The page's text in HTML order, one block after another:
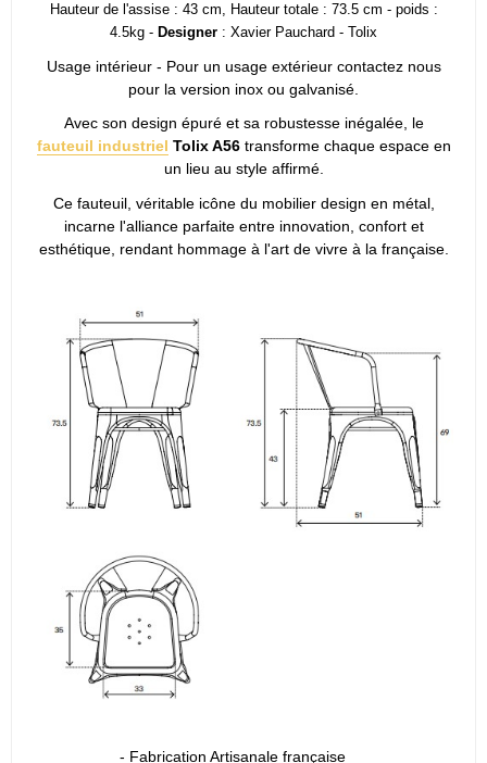
Hauteur de l'assise : 43 cm, Hauteur totale : 73.5 cm - poids :
4.5kg - Designer : Xavier Pauchard - Tolix
Usage intérieur - Pour un usage extérieur contactez nous
pour la version inox ou galvanisé.
Avec son design épuré et sa robustesse inégalée, le
fauteuil industriel Tolix A56transforme chaque espace en
un lieu au style affirmé.
Ce fauteuil, véritable icône du mobilier design en métal,
incarne l'alliance parfaite entre innovation, confort et
esthétique, rendant hommage à l'art de vivre à la française.
- Fabrication Artisanale française